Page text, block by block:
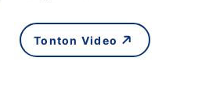
Tonton Video